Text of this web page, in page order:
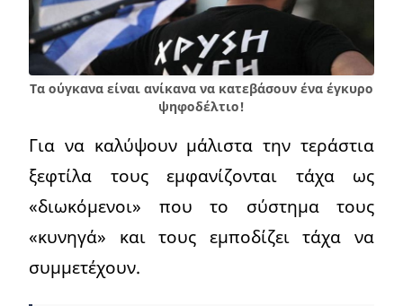
Τα ούγκανα είναι ανίκανα να κατεβάσουν ένα έγκυρο
ψηφοδέλτιο!
Για να καλύψουν μάλιστα την τεράστια
ξεφτίλα τους εμφανίζονται τάχα ως
«διωκόμενοι» που το σύστημα τους
«κυνηγά» και τους εμποδίζει τάχα να
συμμετέχουν.